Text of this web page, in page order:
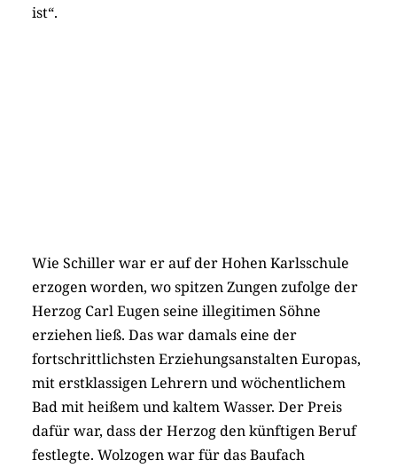
ist“.
Wie Schiller war er auf der Hohen Karlsschule
erzogen worden, wo spitzen Zungen zufolge der
Herzog Carl Eugen seine illegitimen Söhne
erziehen ließ. Das war damals eine der
fortschrittlichsten Erziehungsanstalten Europas,
mit erstklassigen Lehrern und wöchentlichem
Bad mit heißem und kaltem Wasser. Der Preis
dafür war, dass der Herzog den künftigen Beruf
festlegte. Wolzogen war für das Baufach